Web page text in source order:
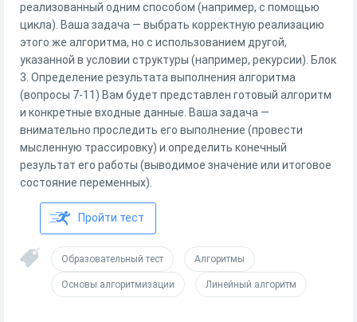
реализованный одним способом (например, с помощью
цикла). Ваша задача — выбрать корректную реализацию
этого же алгоритма, но с использованием другой,
указанной в условии структуры (например, рекурсии). Блок
3. Определение результата выполнения алгоритма
(вопросы 7-11) Вам будет представлен готовый алгоритм
и конкретные входные данные. Ваша задача —
внимательно проследить его выполнение (провести
мысленную трассировку) и определить конечный
результат его работы (выводимое значение или итоговое
состояние переменных).
Пройти тест
Образовательный тест Алгоритмы
Основы алгоритмизации Линейный алгоритм